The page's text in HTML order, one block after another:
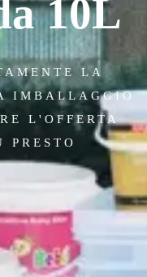
10L
LA
IMBALLAGGIO
L'OFFERTA
PRESTO